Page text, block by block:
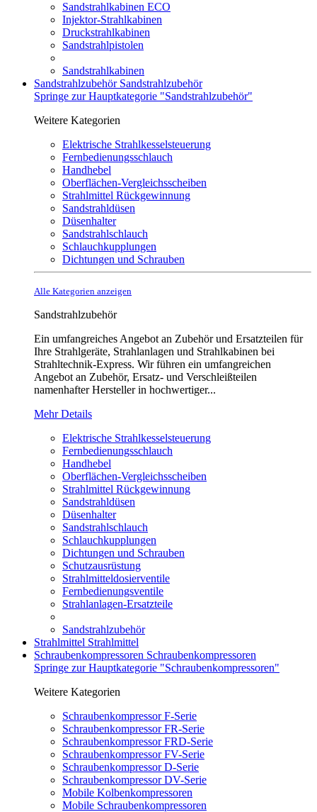
Sandstrahlkabinen ECO
Injektor-Strahlkabinen
Druckstrahlkabinen
Sandstrahlpistolen
Sandstrahlkabinen
Sandstrahlzubehör Sandstrahlzubehör
Springe zur Hauptkategorie "Sandstrahlzubehör"
Weitere Kategorien
Elektrische Strahlkesselsteuerung
Fernbedienungsschlauch
Handhebel
Oberflächen-Vergleichsscheiben
Strahlmittel Rückgewinnung
Sandstrahldüsen
Düsenhalter
Sandstrahlschlauch
Schlauchkupplungen
Dichtungen und Schrauben
Alle Kategorien anzeigen
Sandstrahlzubehör
Ein umfangreiches Angebot an Zubehör und Ersatzteilen für
Ihre Strahlgeräte, Strahlanlagen und Strahlkabinen bei
Strahltechnik-Express. Wir führen ein umfangreichen
Angebot an Zubehör, Ersatz- und Verschleißteilen
namenhafter Hersteller in hochwertiger...
Mehr Details
Elektrische Strahlkesselsteuerung
Fernbedienungsschlauch
Handhebel
Oberflächen-Vergleichsscheiben
Strahlmittel Rückgewinnung
Sandstrahldüsen
Düsenhalter
Sandstrahlschlauch
Schlauchkupplungen
Dichtungen und Schrauben
Schutzausrüstung
Strahlmitteldosierventile
Fernbedienungsventile
Strahlanlagen-Ersatzteile
Sandstrahlzubehör
Strahlmittel Strahlmittel
Schraubenkompressoren Schraubenkompressoren
Springe zur Hauptkategorie "Schraubenkompressoren"
Weitere Kategorien
Schraubenkompressor F-Serie
Schraubenkompressor FR-Serie
Schraubenkompressor FRD-Serie
Schraubenkompressor FV-Serie
Schraubenkompressor D-Serie
Schraubenkompressor DV-Serie
Mobile Kolbenkompressoren
Mobile Schraubenkompressoren